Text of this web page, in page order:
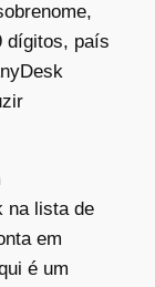
dígitos, país
na lista de
em
é um